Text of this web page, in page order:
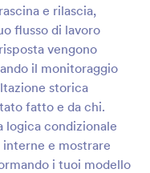
e rilascia,
flusso di lavoro
vengono
il monitoraggio
storica
fatto e da chi.
logica condizionale
e mostrare
i tuoi modello
e ordine per
il Modulo Lista di
utile a
struttura.